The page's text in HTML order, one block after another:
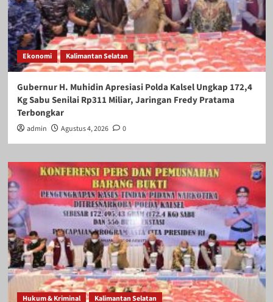
Ekonomi Kalimantan Selatan
Gubernur H. Muhidin Apresiasi Polda Kalsel Ungkap 172,4
Kg Sabu Senilai Rp311 Miliar, Jaringan Fredy Pratama
Terbongkar
admin Agustus 4, 2026 0
Hukum & Kriminal Kalimantan Selatan